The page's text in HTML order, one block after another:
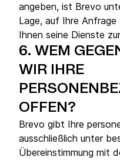
angeben, ist Brevo
Lage, auf Ihre
Ihnen seine Dienste
6. WEM
WIR IHRE
OFFEN?
Brevo gibt Ihre
ausschließlich unter
Übereinstimmung mit